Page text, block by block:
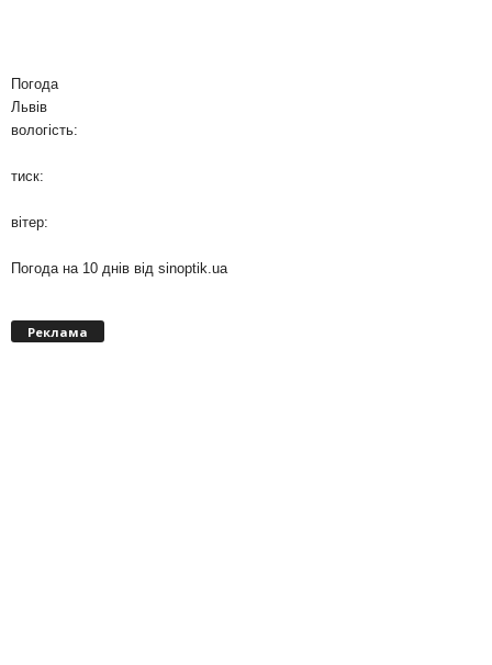
Погода
Львів
вологість:
тиск:
вітер:
Погода на 10 днів від sinoptik.ua
Реклама